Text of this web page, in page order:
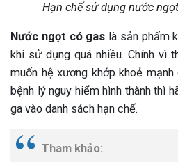
Hạn chế sử dụng nước
Nước ngọt có gas là sản phẩm
khi sử dụng quá nhiều. Chính vì
muốn hệ xương khớp khoẻ
bệnh lý nguy hiểm hình thành thì
ga vào danh sách hạn chế.
Tham khảo: